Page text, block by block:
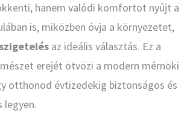
hanem valódi komfortot nyújt a
is, miközben óvja a környezetet,
az ideális választás. Ez a
erejét ötvözi a modern mérnöki
otthonod évtizedekig biztonságos és
legyen.